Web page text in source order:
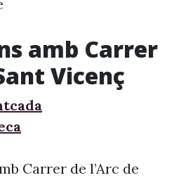
amb Carrer
Vicenç
Carrer de l’Arc de